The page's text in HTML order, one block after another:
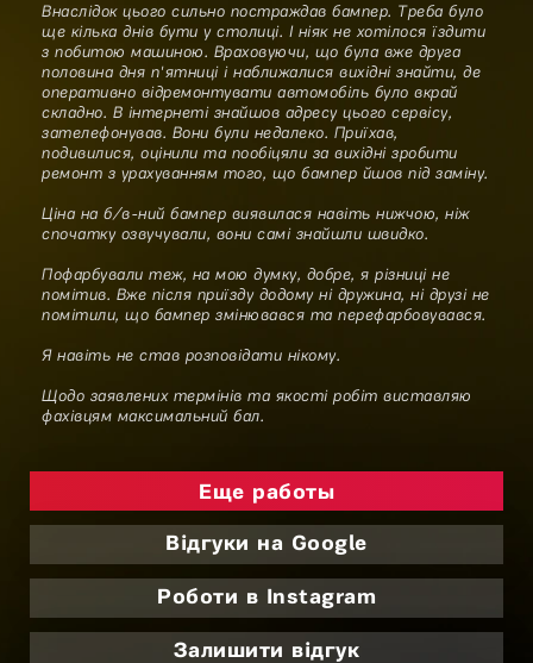
Внаслідок цього сильно постраждав бампер. Треба було
ще кілька днів бути у столиці. І ніяк не хотілося їздити
з побитою машиною. Враховуючи, що була вже друга
половина дня п'ятниці і наближалися вихідні знайти, де
оперативно відремонтувати автомобіль було вкрай
складно. В інтернеті знайшов адресу цього сервісу,
зателефонував. Вони були недалеко. Приїхав,
подивилися, оцінили та пообіцяли за вихідні зробити
ремонт з урахуванням того, що бампер йшов під заміну.
Ціна на б/в-ний бампер виявилася навіть нижчою, ніж
спочатку озвучували, вони самі знайшли швидко.
Пофарбували теж, на мою думку, добре, я різниці не
помітив. Вже після приїзду додому ні дружина, ні друзі не
помітили, що бампер змінювався та перефарбовувався.
Я навіть не став розповідати нікому.
Щодо заявлених термінів та якості робіт виставляю
фахівцям максимальний бал.
Еще работы
Відгуки на Google
Роботи в Instagram
Залишити відгук